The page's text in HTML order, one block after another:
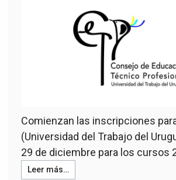
Comienzan las inscripciones
(Universidad del Trabajo del
29 de diciembre para los cursos
Leer más…